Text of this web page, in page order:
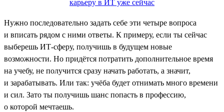
Нужно последовательно задать себе эти четыре вопроса
и вписать рядом с ними ответы. К примеру, если ты сейчас
выберешь ИТ-сферу, получишь в будущем новые
возможности. Но придётся потратить дополнительное время
на учебу, не получится сразу начать работать, а значит,
и зарабатывать. Или так: учёба будет отнимать много времени
и сил. Зато ты получишь шанс попасть в профессию,
о которой мечтаешь.